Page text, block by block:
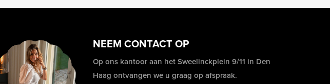
NEEM CONTACT OP
Op ons kantoor aan het Sweelinckplein 9/11 in Den
Haag ontvangen we u graag op afspraak.